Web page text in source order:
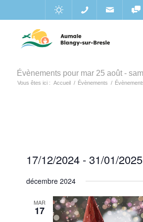
Évènements pour mar 25 août -
Vous êtes ici : Accueil / Évènements /
17/12/2024 - 31/01/2025
une
décembre 2024
MAR
17